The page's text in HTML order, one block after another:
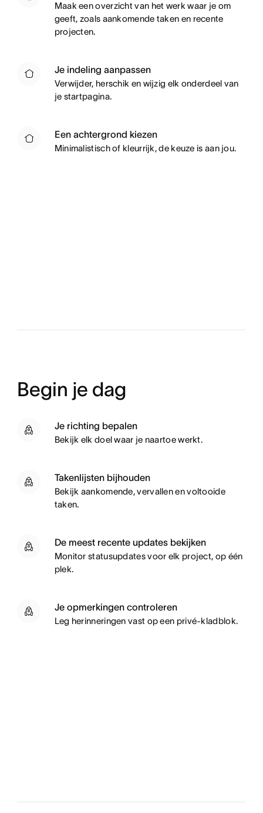
Maak een overzicht van het werk waar je om
geeft, zoals aankomende taken en recente
projecten.
Je indeling aanpassen
Verwijder, herschik en wijzig elk onderdeel van
je startpagina.
Een achtergrond kiezen
Minimalistisch of kleurrijk, de keuze is aan jou.
Begin je dag
Je richting bepalen
Bekijk elk doel waar je naartoe werkt.
Takenlijsten bijhouden
Bekijk aankomende, vervallen en voltooide
taken.
De meest recente updates bekijken
Monitor statusupdates voor elk project, op één
plek.
Je opmerkingen controleren
Leg herinneringen vast op een privé-kladblok.